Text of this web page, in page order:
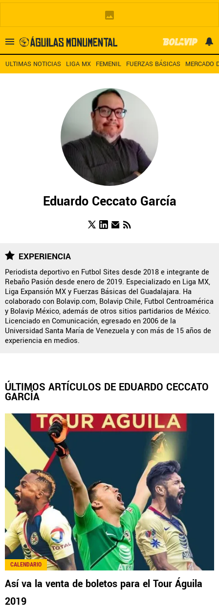
Es tendencia: Noticias América HOY América – San Diego TV
ESTADIO BANORTE
MERCADO DE FICHAJES
QUIENES SOMOS | STAFF | CONTACTO
ESCRIBE EN ÁGUILAS MONUMENTAL
América Monumental es una sección especial del portal
Bolavip.com con información destinada a los fans del Club
América.
Términos y Condiciones
Política Editorial
Ad Choices
América Monumental, al igual que Futbol Sites, es
una compañía perteneciente a Better Collective.
Todos los derechos reservados.
ULTIMAS NOTICIAS LIGA MX FEMENIL FUERZAS BÁSICAS MERCADO
Eduardo Ceccato García
EXPERIENCIA
Periodista deportivo en Futbol Sites desde 2018 e integrante de
Rebaño Pasión desde enero de 2019. Especializado en Liga MX,
Liga Expansión MX y Fuerzas Básicas del Guadalajara. Ha
colaborado con Bolavip.com, Bolavip Chile, Futbol Centroamérica
y Bolavip México, además de otros sitios partidarios de México.
Licenciado en Comunicación, egresado en 2006 de la
Universidad Santa María de Venezuela y con más de 15 años de
experiencia en medios.
ÚLTIMOS ARTÍCULOS DE EDUARDO CECCATO
GARCÍA
CALENDARIO
Así va la venta de boletos para el Tour Águila
2019